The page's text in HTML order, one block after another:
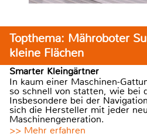
Topthema: Mähroboter
kleine Flächen
Smarter Kleingärtner
In kaum einer Maschinen-
so schnell von statten, wie bei
Insbesondere bei der
sich die Hersteller mit jeder
Maschinengeneration.
>> Mehr erfahren